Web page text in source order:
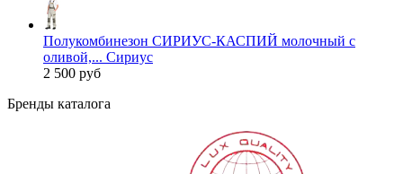
Полукомбинезон СИРИУС-КАСПИЙ молочный с
оливой,... Сириус
2 500 руб
Бренды каталога